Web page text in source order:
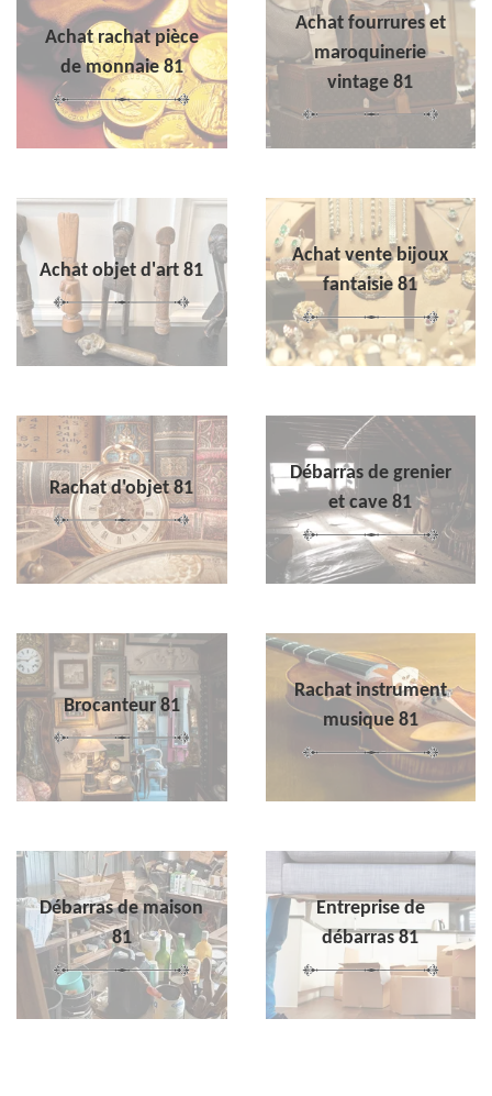
Achat rachat pièce
de monnaie 81
Achat fourrures et
maroquinerie
vintage 81
Achat objet d'art 81
Achat vente bijoux
fantaisie 81
Rachat d'objet 81
Débarras de grenier
et cave 81
Brocanteur 81
Rachat instrument
musique 81
Débarras de maison
81
Entreprise de
débarras 81